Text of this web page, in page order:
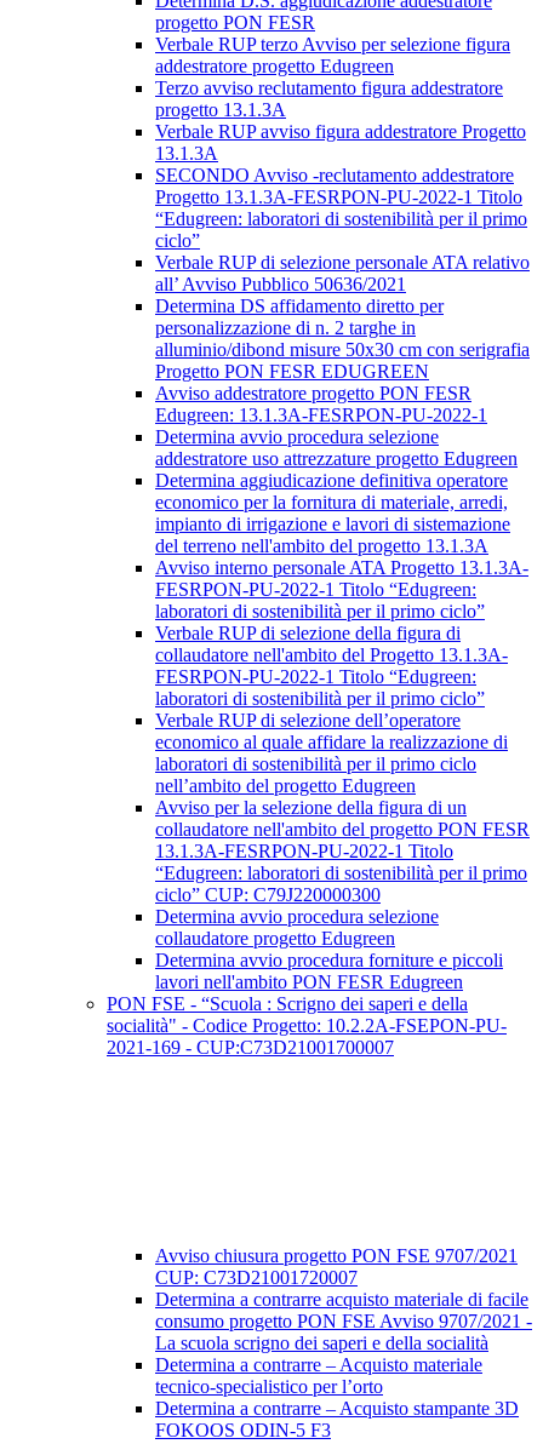
progetto PON FESR
Verbale RUP terzo Avviso per selezione figura
addestratore progetto Edugreen
Terzo avviso reclutamento figura addestratore
progetto 13.1.3A
Verbale RUP avviso figura addestratore Progetto
13.1.3A
SECONDO Avviso -reclutamento addestratore
Progetto 13.1.3A-FESRPON-PU-2022-1 Titolo
“Edugreen: laboratori di sostenibilità per il primo
ciclo”
Verbale RUP di selezione personale ATA relativo
all’ Avviso Pubblico 50636/2021
Determina DS affidamento diretto per
personalizzazione di n. 2 targhe in
alluminio/dibond misure 50x30 cm con serigrafia
Progetto PON FESR EDUGREEN
Avviso addestratore progetto PON FESR
Edugreen: 13.1.3A-FESRPON-PU-2022-1
Determina avvio procedura selezione
addestratore uso attrezzature progetto Edugreen
Determina aggiudicazione definitiva operatore
economico per la fornitura di materiale, arredi,
impianto di irrigazione e lavori di sistemazione
del terreno nell'ambito del progetto 13.1.3A
Avviso interno personale ATA Progetto 13.1.3A-
FESRPON-PU-2022-1 Titolo “Edugreen:
laboratori di sostenibilità per il primo ciclo”
Verbale RUP di selezione della figura di
collaudatore nell'ambito del Progetto 13.1.3A-
FESRPON-PU-2022-1 Titolo “Edugreen:
laboratori di sostenibilità per il primo ciclo”
Verbale RUP di selezione dell’operatore
economico al quale affidare la realizzazione di
laboratori di sostenibilità per il primo ciclo
nell’ambito del progetto Edugreen
Avviso per la selezione della figura di un
collaudatore nell'ambito del progetto PON FESR
13.1.3A-FESRPON-PU-2022-1 Titolo
“Edugreen: laboratori di sostenibilità per il primo
ciclo” CUP: C79J220000300
Determina avvio procedura selezione
collaudatore progetto Edugreen
Determina avvio procedura forniture e piccoli
lavori nell'ambito PON FESR Edugreen
PON FSE - “Scuola : Scrigno dei saperi e della
socialità" - Codice Progetto: 10.2.2A-FSEPON-PU-
2021-169 - CUP:C73D21001700007
Avviso chiusura progetto PON FSE 9707/2021
CUP: C73D21001720007
Determina a contrarre acquisto materiale di facile
consumo progetto PON FSE Avviso 9707/2021 -
La scuola scrigno dei saperi e della socialità
Determina a contrarre – Acquisto materiale
tecnico-specialistico per l’orto
Determina a contrarre – Acquisto stampante 3D
FOKOOS ODIN-5 F3